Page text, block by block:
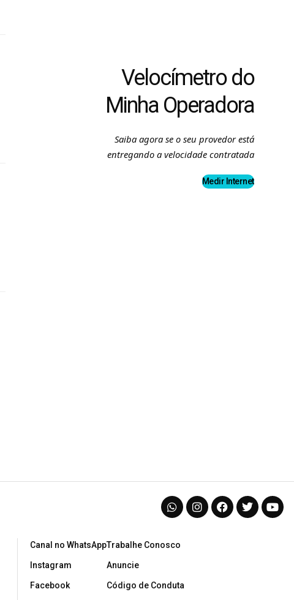
Velocímetro do
Minha Operadora
Saiba agora se o seu provedor está
entregando a velocidade contratada
Medir Internet
Canal no WhatsApp
Instagram
Facebook
Trabalhe Conosco
Anuncie
Código de Conduta